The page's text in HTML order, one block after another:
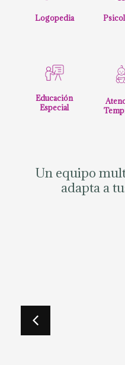
Logopedia
Educación
Especial
Un equipo
adapta a